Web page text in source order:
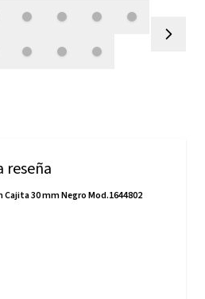
reseña
Cajita 30 mm Negro Mod.1644802